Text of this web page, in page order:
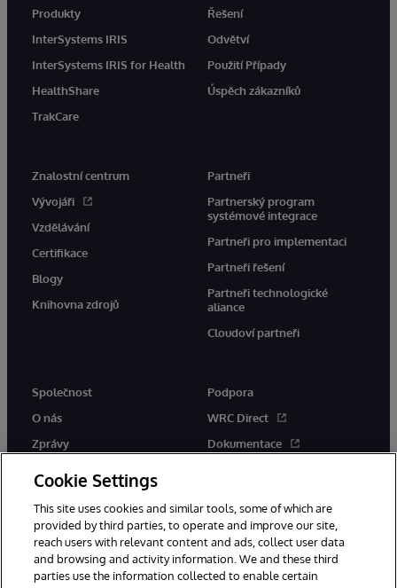
Produkty
InterSystems IRIS
InterSystems IRIS for Health
HealthShare
TrakCare
Řešení
Odvětví
Použití Případy
Úspěch zákazníků
Znalostní centrum
Vývojáři
Vzdělávání
Certifikace
Blogy
Knihovna zdrojů
Partneři
Partnerský program
systémové integrace
Partneři pro implementaci
Partneři řešení
Partneři technologické
aliance
Cloudoví partneři
Společnost
O nás
Zprávy
Podpora
WRC Direct
Dokumentace
Cookie Settings
This site uses cookies and similar tools, some of which are
provided by third parties, to operate and improve our site,
reach users with relevant content and ads, collect user data
and browsing and activity information. We and these third
parties use the information collected to enable certain